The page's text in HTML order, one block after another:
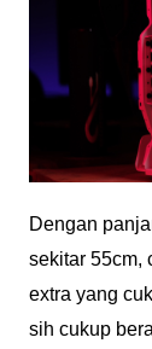
Dengan
sekitar 55cm,
extra yang
sih cukup